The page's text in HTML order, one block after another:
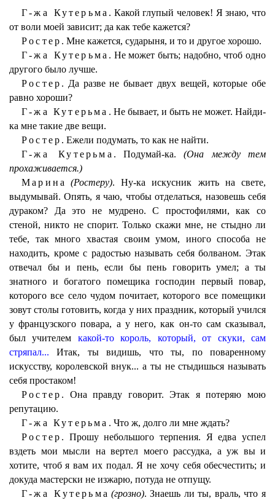
Г-жа Кутерьма. Какой глупый человек! Я знаю, что
от воли моей зависит; да как тебе кажется?
Ростер. Мне кажется, сударыня, и то и другое хорошо.
Г-жа Кутерьма. Не может быть; надобно, чтоб одно
другого было лучше.
Ростер. Да разве не бывает двух вещей, которые обе
равно хороши?
Г-жа Кутерьма. Не бывает, и быть не может. Найди-
ка мне такие две вещи.
Ростер. Ежели подумать, то как не найти.
Г-жа Кутерьма. Подумай-ка.(Она между тем
прохаживается.)
Марина
(Ростеру). Ну-ка искусник жить на свете,
выдумывай. Опять, я чаю, чтобы отделаться, назовешь себя
дураком? Да это не мудрено. С простофилями, как со
стеной, никто не спорит. Только скажи мне, не стыдно ли
тебе, так много хвастая своим умом, иного способа не
находить, кроме с радостью называть себя болваном. Этак
отвечал бы и пень, если бы пень говорить умел; а ты
знатного и богатого помещика господин первый повар,
которого все село чудом почитает, которого все помещики
зовут столы готовить, когда у них праздник, который учился
у французского повара, а у него, как он-то сам сказывал,
был учителем какой-то король, который, от скуки, сам
стряпал... Итак, ты видишь, что ты, по поваренному
искусству, королевской внук... а ты не стыдишься называть
себя простаком!
Ростер. Она правду говорит. Этак я потеряю мою
репутацию.
Г-жа Кутерьма. Что ж, долго ли мне ждать?
Ростер. Прошу небольшого терпения. Я едва успел
вздеть мои мысли на вертел моего рассудка, а уж вы и
хотите, чтоб я вам их подал. Я не хочу себя обесчестить; и
докуда мастерски не изжарю, потуда не отпущу.
Г-жа Кутерьма (грозно). Знаешь ли ты, враль, что я